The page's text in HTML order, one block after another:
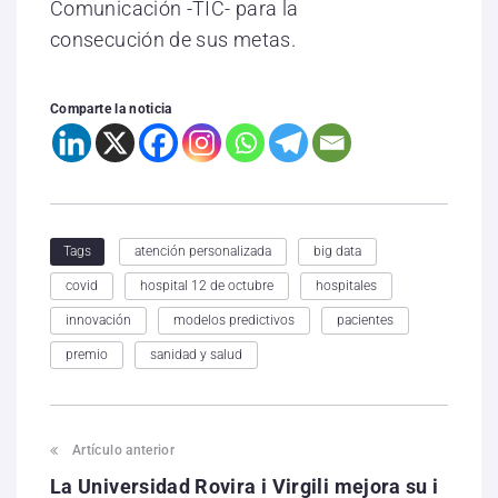
Comunicación -TIC- para la
consecución de sus metas.
Comparte la noticia
Tags atención personalizada big data
covid hospital 12 de octubre hospitales
innovación modelos predictivos pacientes
premio sanidad y salud
Artículo anterior
La Universidad Rovira i Virgili mejora su i